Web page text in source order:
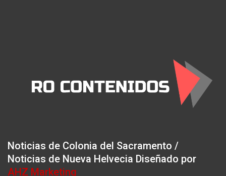
Noticias de Colonia del Sacramento /
Noticias de Nueva Helvecia Diseñado por
AHZ Marketing